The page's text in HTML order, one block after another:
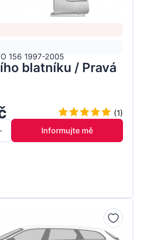
156 1997-2005
blatníku / Pravá
(1)
Informujte mě